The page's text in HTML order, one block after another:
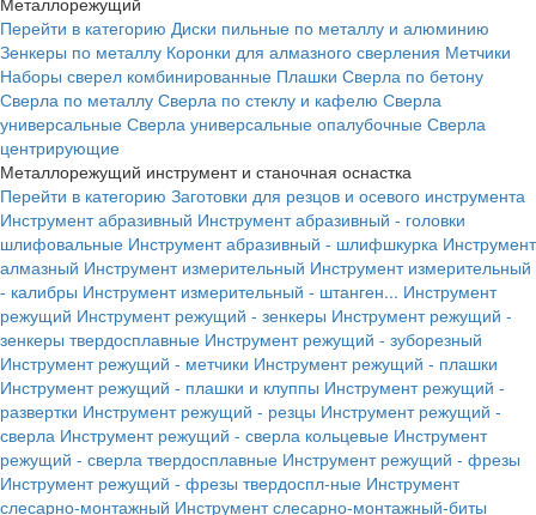
Перейти в категорию Диски пильные по металлу и алюминию
Зенкеры по металлу Коронки для алмазного сверления Метчики
Наборы сверел комбинированные Плашки Сверла по бетону
Сверла по металлу Сверла по стеклу и кафелю Сверла
универсальные Сверла универсальные опалубочные Сверла
центрирующие
Металлорежущий инструмент и станочная оснастка
Перейти в категорию Заготовки для резцов и осевого инструмента
Инструмент абразивный Инструмент абразивный - головки
шлифовальные Инструмент абразивный - шлифшкурка Инструмент
алмазный Инструмент измерительный Инструмент измерительный
- калибры Инструмент измерительный - штанген... Инструмент
режущий Инструмент режущий - зенкеры Инструмент режущий -
зенкеры твердосплавные Инструмент режущий - зуборезный
Инструмент режущий - метчики Инструмент режущий - плашки
Инструмент режущий - плашки и клуппы Инструмент режущий -
развертки Инструмент режущий - резцы Инструмент режущий -
сверла Инструмент режущий - сверла кольцевые Инструмент
режущий - сверла твердосплавные Инструмент режущий - фрезы
Инструмент режущий - фрезы твердоспл-ные Инструмент
слесарно-монтажный Инструмент слесарно-монтажный-биты